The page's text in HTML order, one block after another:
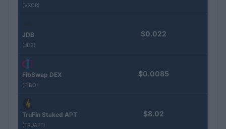
(VXOR)
JDB
(JDB)
$0.022
FibSwap DEX
(FIBO)
$0.0085
TruFin Staked APT
(TRUAPT)
$8.02